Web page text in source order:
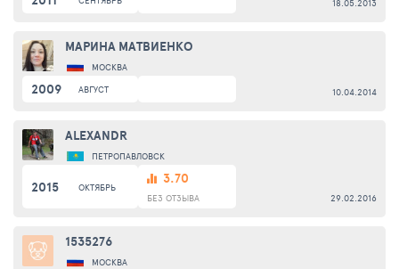
18.05.2013
МАРИНА МАТВИЕНКО
МОСКВА
2009 АВГУСТ 10.04.2014
ALEXANDR
ПЕТРОПАВЛОВСК
2015 ОКТЯБРЬ 3.70
БЕЗ ОТЗЫВА 29.02.2016
1535276
МОСКВА